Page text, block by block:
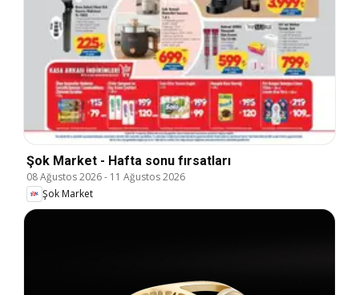
Şok Market - Hafta sonu fırsatları
08 Ağustos 2026- 11 Ağustos 2026
Şok Market